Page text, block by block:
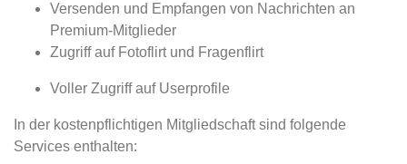
Versenden und Empfangen von Nachrichten an
Premium-Mitglieder
Zugriff auf Fotoflirt und Fragenflirt
Voller Zugriff auf Userprofile
In der kostenpflichtigen Mitgliedschaft sind folgende
Services enthalten: